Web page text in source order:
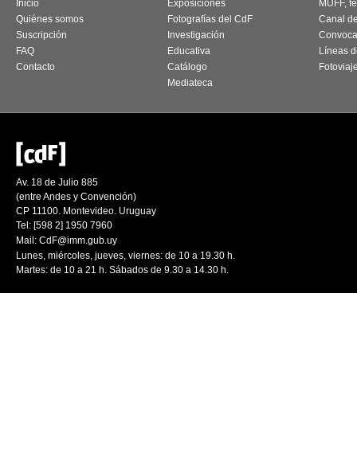
Inicio
Quiénes somos
Suscripción
FAQ
Contacto
Exposiciones
Fotografías del CdF
Investigación
Educativa
Catálogo
Mediateca
MUFF,
Canal
Líneas
Av. 18 de Julio 885
(entre Andes y Convención)
CP 11100. Montevideo. Uruguay
Tel: [598 2] 1950 7960
Mail: CdF@imm.gub.uy
Lunes, miércoles, jueves, viernes: de 10 a 19.30 h.
Martes: de 10 a 21 h. Sábados de 9.30 a 14.30 h.